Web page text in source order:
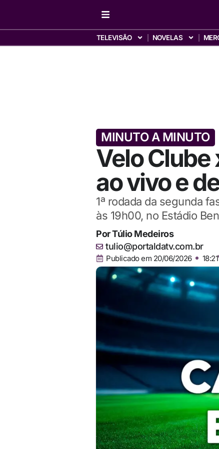
TELEVISÃO NOVELAS
MINUTO A MINUTO
Velo
ao vivo e
1ª rodada da segunda
às 19h00, no Estádio
PorTúlio Medeiros
tulio@portaldatv.com.br
Publicado em 20/06/2026 18:21